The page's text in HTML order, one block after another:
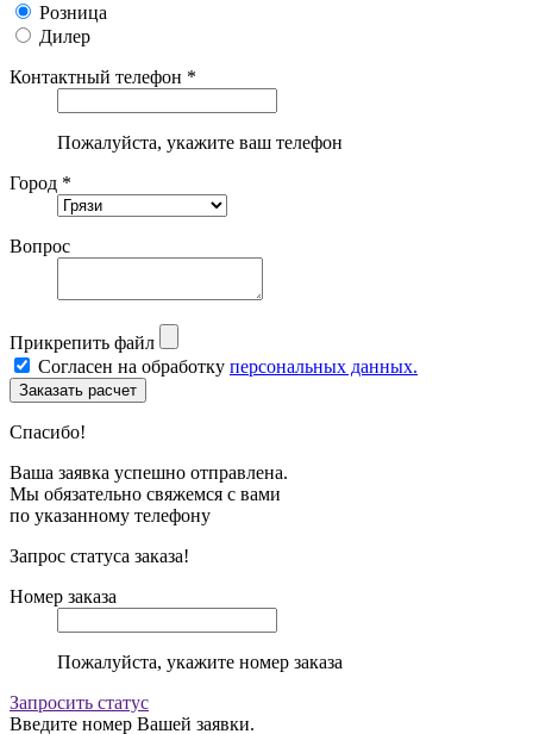
Розница
Дилер
Контактный телефон *
Пожалуйста, укажите ваш телефон
Город *
Вопрос
Прикрепить файл
Согласен на обработку персональных данных.
Спасибо!
Ваша заявка успешно отправлена.
Мы обязательно свяжемся с вами
по указанному телефону
Запрос статуса заказа!
Номер заказа
Пожалуйста, укажите номер заказа
Запросить статус
Введите номер Вашей заявки.